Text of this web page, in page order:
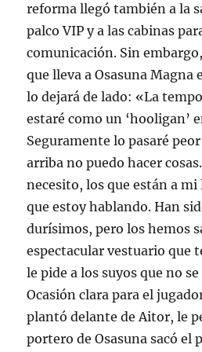
reforma llegó también a la
palco VIP y a las cabinas
comunicación. Sin
que lleva a Osasuna Magna
lo dejará de lado: «La
estaré como un ‘hooligan’
Seguramente lo pasaré
arriba no puedo hacer
necesito, los que están a mi
que estoy hablando. Han
durísimos, pero los hemos
espectacular vestuario que
le pide a los suyos que no
Ocasión clara para el
plantó delante de Aitor, le
portero de Osasuna sacó el